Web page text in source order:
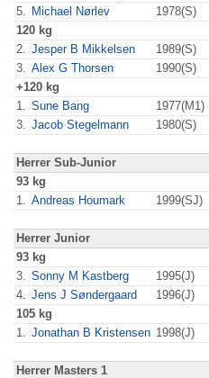
5. Michael Nørlev 1978(S)
120 kg
2. Jesper B Mikkelsen 1989(S)
3. Alex G Thorsen 1990(S)
+120 kg
1. Sune Bang 1977(M1)
3. Jacob Stegelmann 1980(S)
Herrer Sub-Junior
93 kg
1. Andreas Houmark 1999(SJ)
Herrer Junior
93 kg
3. Sonny M Kastberg 1995(J)
4. Jens J Søndergaard 1996(J)
105 kg
1. Jonathan B Kristensen 1998(J)
Herrer Masters 1